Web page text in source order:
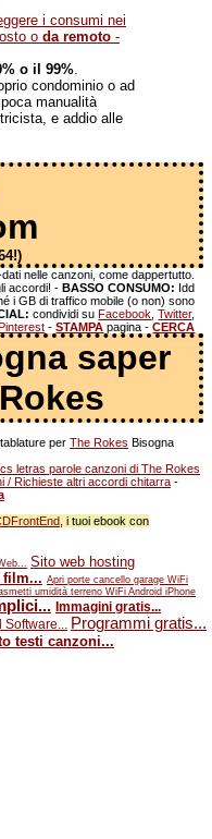
i consumi nei
o da remoto -
o il 99%.
condominio o ad
manualità
e addio alle
nelle canzoni, come dappertutto.
accordi! -BASSO CONSUMO: Idd
i GB di traffico mobile (o non) sono
condividi suFacebook ,Twitter,
-STAMPA pagina -CERCA
saper
per The Rokes Bisogna
letras parole canzoni di The Rokes
/ Richieste altri accordi chitarra -
, i tuoi ebook con
Sito web hosting
film... Apri porte cancello garage WiFi
umidità terreno WiFi Android iPhone
Immagini gratis...
Software... Programmi gratis...
testi canzoni...